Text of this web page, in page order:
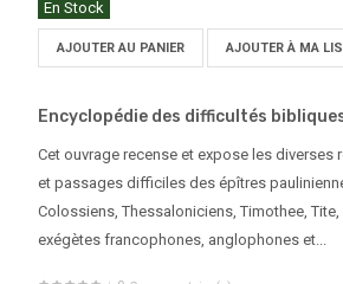
En Stock
AJOUTER AU PANIER AJOUTER À MA
Encyclopédie des difficultés
Cet ouvrage recense et expose les
et passages difficiles des épîtres
Colossiens, Thessaloniciens, Timothee,
exégètes francophones, anglophones et...